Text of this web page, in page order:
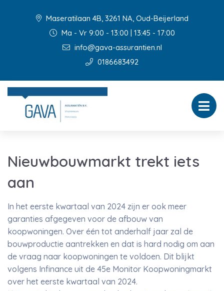
Maseratilaan 4B, 3261 NA, Oud-Beijerland
Ma - Vr 9:00 - 13:00 | 13:45 - 17:00
info@gava-assurantien.nl
0186683492
Nieuwbouwmarkt trekt iets
aan
In het eerste kwartaal van 2024 zijn er ook meer
garanties afgegeven voor de afbouw van
koopwoningen. Over één tot anderhalf jaar zal de
bouwproductie aantrekken en dat is hard nodig om aan
de vraag naar koopwoningen te voldoen. Dit blijkt
volgens Infinance uit de 45e Monitor Koopwoningmarkt
over het eerste kwartaal van 2024.